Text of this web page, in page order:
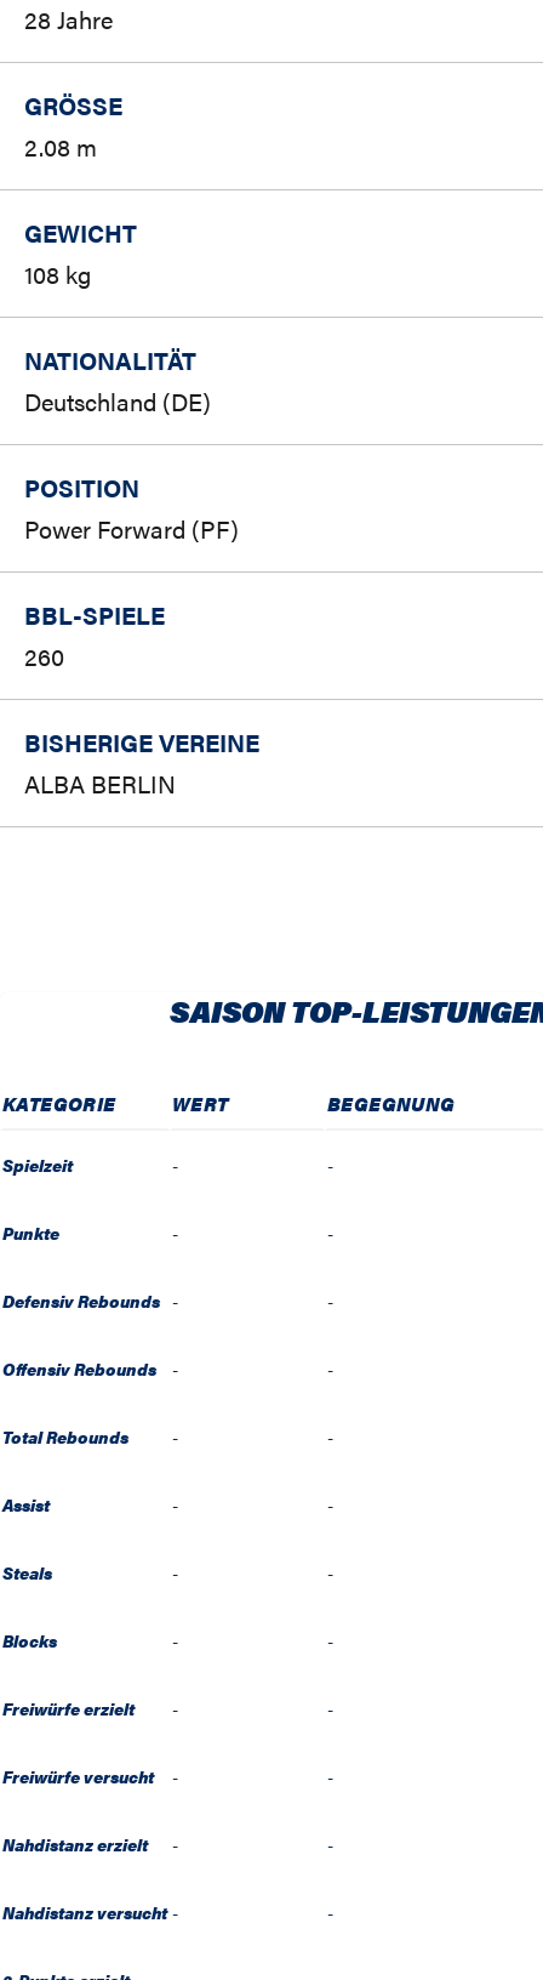
28 Jahre
GRÖSSE
2.08 m
GEWICHT
108 kg
NATIONALITÄT
Deutschland (DE)
POSITION
Power Forward (PF)
BBL-SPIELE
260
BISHERIGE VEREINE
ALBA BERLIN
SAISON TOP-
KATEGORIE WERT BEGEGNUNG
Spielzeit - -
Punkte - -
Defensiv Rebounds - -
Offensiv Rebounds - -
Total Rebounds - -
Assist - -
Steals - -
Blocks - -
Freiwürfe erzielt - -
Freiwürfe versucht - -
Nahdistanz erzielt - -
Nahdistanz versucht - -